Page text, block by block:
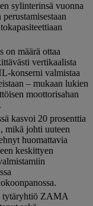
sylinterinsä vuonna
määrä ottaa
vertikaalista
konserni valmistaa
​​– mukaan lukien
moottorisahan
kasvoi 20 prosenttia
mikä johti uuteen
huomattavia
keskittyen
tytäryhtiö ZAMA